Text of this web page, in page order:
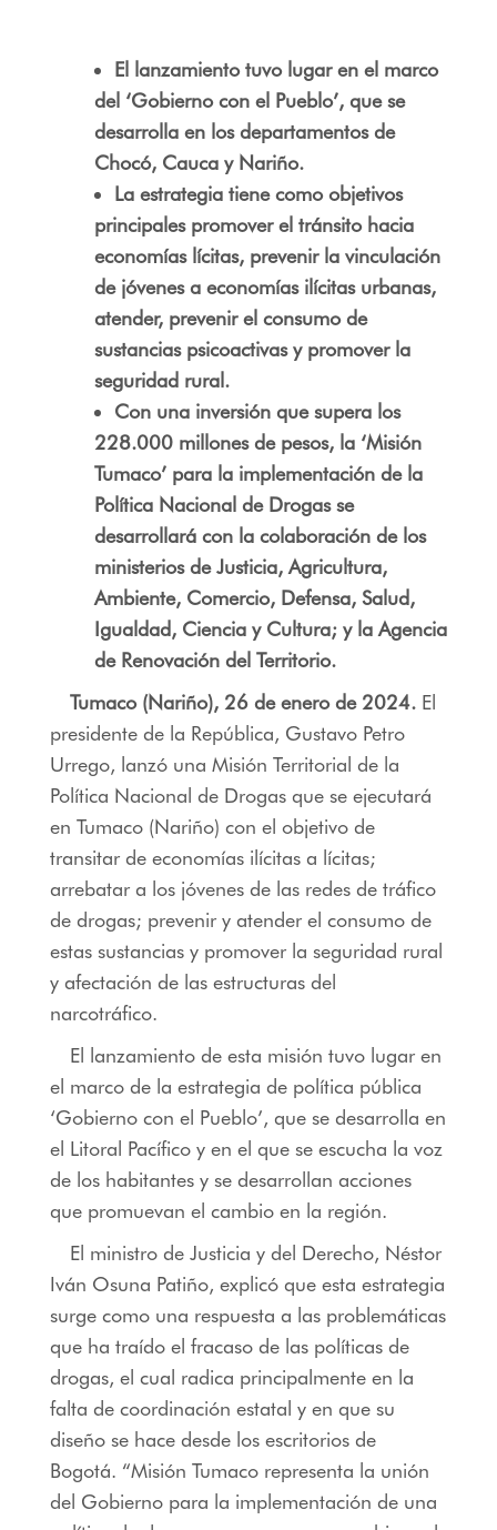
El lanzamiento tuvo lugar en el marco
del ‘Gobierno con el Pueblo’, que se
desarrolla en los departamentos de
Chocó, Cauca y Nariño.
La estrategia tiene como objetivos
principales promover el tránsito hacia
economías lícitas, prevenir la vinculación
de jóvenes a economías ilícitas urbanas,
atender, prevenir el consumo de
sustancias psicoactivas y promover la
seguridad rural.
Con una inversión que supera los
228.000 millones de pesos, la ‘Misión
Tumaco’ para la implementación de la
Política Nacional de Drogas se
desarrollará con la colaboración de los
ministerios de Justicia, Agricultura,
Ambiente, Comercio, Defensa, Salud,
Igualdad, Ciencia y Cultura; y la Agencia
de Renovación del Territorio.
Tumaco (Nariño), 26 de enero de 2024.El
presidente de la República, Gustavo Petro
Urrego, lanzó una Misión Territorial de la
Política Nacional de Drogas que se ejecutará
en Tumaco (Nariño) con el objetivo de
transitar de economías ilícitas a lícitas;
arrebatar a los jóvenes de las redes de tráfico
de drogas; prevenir y atender el consumo de
estas sustancias y promover la seguridad rural
y afectación de las estructuras del
narcotráfico.
El lanzamiento de esta misión tuvo lugar en
el marco de la estrategia de política pública
‘Gobierno con el Pueblo’, que se desarrolla en
el Litoral Pacífico y en el que se escucha la voz
de los habitantes y se desarrollan acciones
que promuevan el cambio en la región.
El ministro de Justicia y del Derecho, Néstor
Iván Osuna Patiño, explicó que esta estrategia
surge como una respuesta a las problemáticas
que ha traído el fracaso de las políticas de
drogas, el cual radica principalmente en la
falta de coordinación estatal y en que su
diseño se hace desde los escritorios de
Bogotá. “Misión Tumaco representa la unión
del Gobierno para la implementación de una